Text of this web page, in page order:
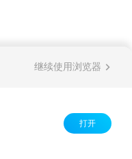
继续使用浏览器
打开